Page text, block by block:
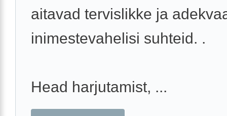
aitavad tervislikke ja
inimestevahelisi suhteid. .
Head harjutamist, ...